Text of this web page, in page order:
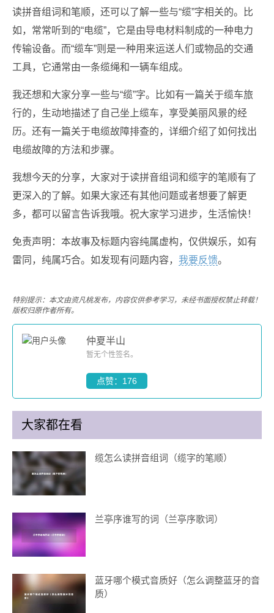
读拼音组词和笔顺，还可以了解一些与“缆”字相关的。比
如，常常听到的“电缆”，它是由导电材料制成的一种电力
传输设备。而“缆车”则是一种用来运送人们或物品的交通
工具，它通常由一条缆绳和一辆车组成。
我还想和大家分享一些与“缆”字。比如有一篇关于缆车旅
行的，生动地描述了自己坐上缆车，享受美丽风景的经
历。还有一篇关于电缆故障排查的，详细介绍了如何找出
电缆故障的方法和步骤。
我想今天的分享，大家对于读拼音组词和缆字的笔顺有了
更深入的了解。如果大家还有其他问题或者想要了解更
多，都可以留言告诉我哦。祝大家学习进步，生活愉快！
免责声明：本故事及标题内容纯属虚构，仅供娱乐，如有
雷同，纯属巧合。如发现有问题内容， 我要反馈。
特别提示：本文由资凡桃发布，内容仅供参考学习，未经书面授权禁止转载！
版权归原作者所有。
仲夏半山
暂无个性签名。
点赞：176
大家都在看
缆怎么读拼音组词（缆字的笔顺）
兰亭序谁写的词（兰亭序歌词）
蓝牙哪个模式音质好（怎么调整蓝牙的音
质）